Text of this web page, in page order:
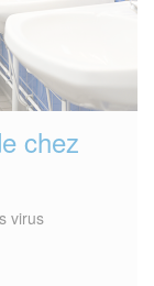
chez
virus